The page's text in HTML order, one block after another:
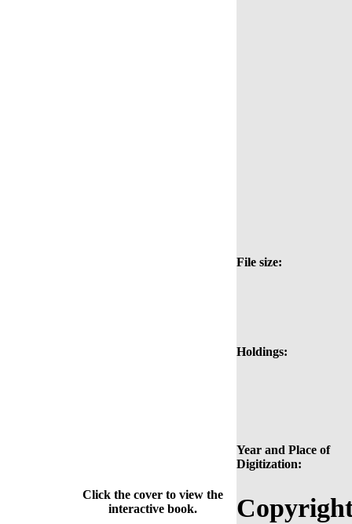
File size:
Holdings:
Year and Place of
Digitization:
Click the cover to view the
interactive book.